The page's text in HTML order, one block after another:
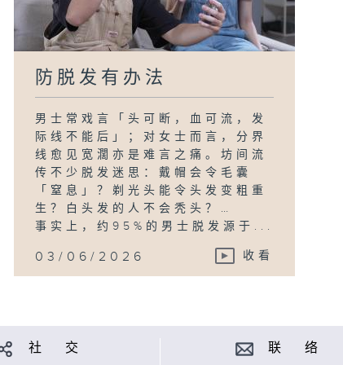
防脱发有办法
男士常戏言「头可断，血可流，发
际线不能后」；对女士而言，分界
线愈见宽濶亦是难言之痛。坊间流
传不少脱发迷思：戴帽会令毛囊
「窒息」？剃光头能令头发变粗重
生？白头发的人不会秃头？…
事实上，约95%的男士脱发源于...
03/06/2026 收看
社 交 联 络